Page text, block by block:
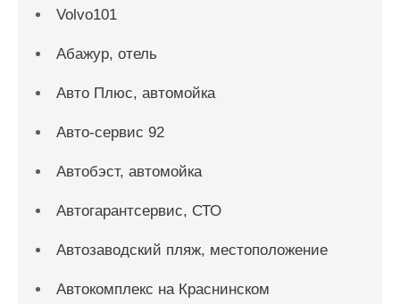
Volvo101
Абажур, отель
Авто Плюс, автомойка
Авто-сервис 92
Автобэст, автомойка
Автогарантсервис, СТО
Автозаводский пляж, местоположение
Автокомплекс на Краснинском